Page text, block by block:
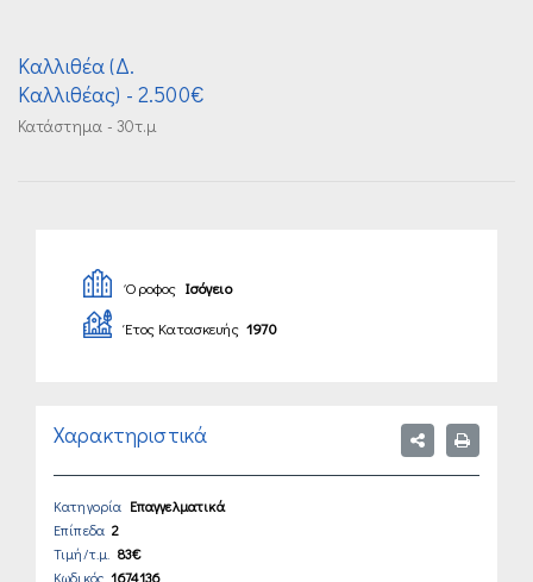
Καλλιθέα (Δ.
Καλλιθέας) - 2.500€
Κατάστημα - 30τ.μ
Όροφος Ισόγειο
Έτος Κατασκευής 1970
Χαρακτηριστικά
Κατηγορία Επαγγελματικά
Επίπεδα 2
Τιμή/τ.μ. 83€
Κωδικός 1674136